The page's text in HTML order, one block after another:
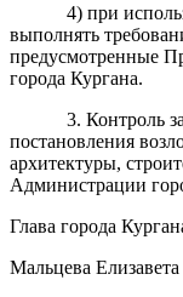
4) при
выполнять
предусмотренные
города Кургана.
3. Контроль
постановления
архитектуры,
Администрации
Глава города
Мальцева